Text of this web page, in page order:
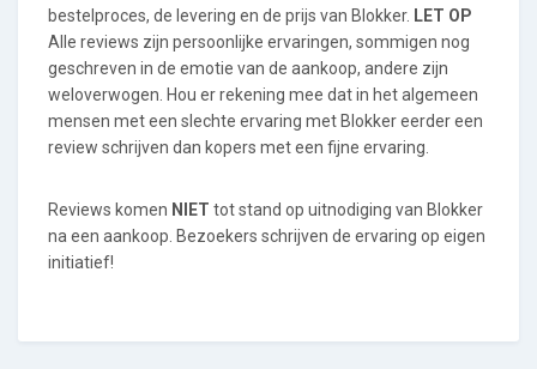
bestelproces, de levering en de prijs van Blokker. LET OP
Alle reviews zijn persoonlijke ervaringen, sommigen nog
geschreven in de emotie van de aankoop, andere zijn
weloverwogen. Hou er rekening mee dat in het algemeen
mensen met een slechte ervaring met Blokker eerder een
review schrijven dan kopers met een fijne ervaring.
Reviews komen NIET tot stand op uitnodiging van Blokker
na een aankoop. Bezoekers schrijven de ervaring op eigen
initiatief!